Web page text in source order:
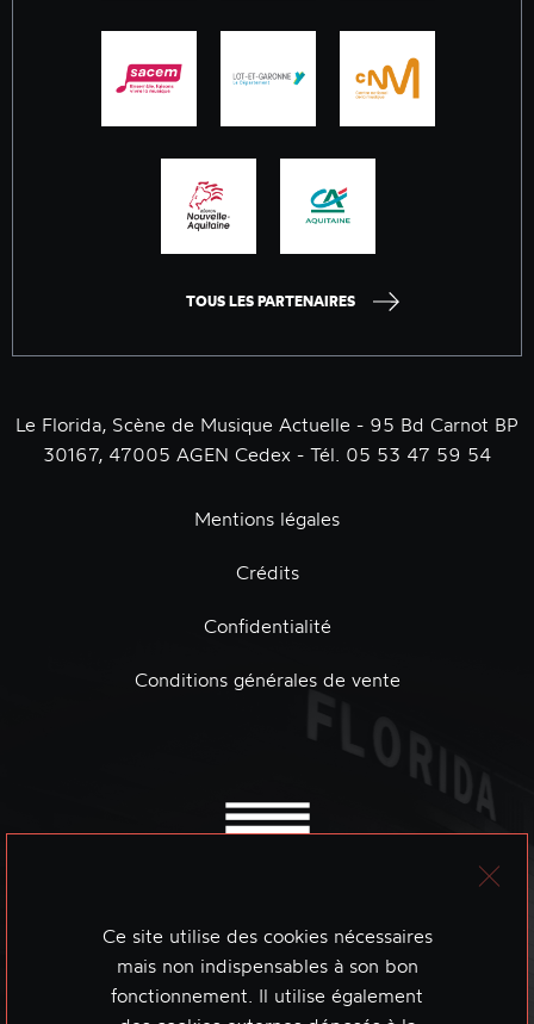
TOUS LES PARTENAIRES
Le Florida, Scène de Musique Actuelle - 95 Bd Carnot BP
30167, 47005 AGEN Cedex - Tél. 05 53 47 59 54
Mentions légales
Crédits
Confidentialité
Conditions générales de vente
Ce site utilise des cookies nécessaires
mais non indispensables à son bon
fonctionnement. Il utilise également